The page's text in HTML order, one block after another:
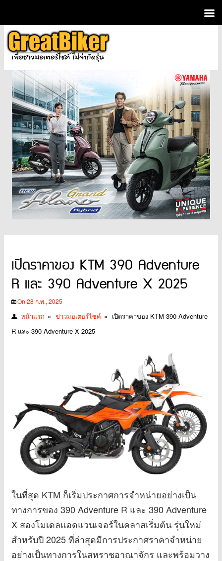
เปิดราคาของ KTM 390 Adventure
R และ 390 Adventure X 2025
On 28 ก.พ., 2025
หน้าแรก » ข่าวมอเตอร์ไซค์ » เปิดราคาของ KTM 390 Adventure
R และ 390 Adventure X 2025
ในที่สุด KTM ก็เริ่มประกาศการจำหน่ายอย่างเป็น
ทางการของ 390 Adventure R และ 390 Adventure
X สองโมเดลแอดแวนเจอร์ในคลาสเริ่มต้น รุ่นใหม่
สำหรับปี 2025 ที่ล่าสุดมีการประกาศราคาจำหน่าย
อย่างเป็นทางการในสหราชอาณาจักร และพร้อมวาง